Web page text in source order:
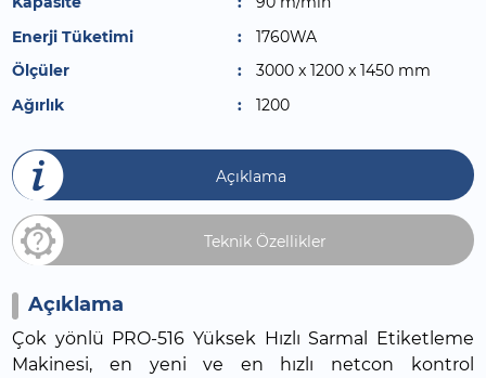
Enerji Tüketimi
1760WA
Ölçüler
3000 x 1200 x 1450 mm
Ağırlık
1200
Açıklama
Teknik Özellikler
Açıklama
Çok yönlü PRO-516 Yüksek Hızlı Sarmal Etiketleme
Makinesi, en yeni ve en hızlı netcon kontrol